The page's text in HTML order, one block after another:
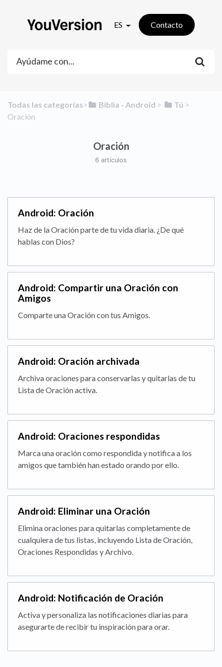
ES Contacto
Todas las categorías​>​ ​Biblia - Android ​ > ​ ​Tú ​ > ​
Oración
Oración
6 artículos
Android: Oración
Haz de la Oración parte de tu vida diaria. ¿De qué
hablas con Dios?
Android: Compartir una Oración con
Amigos
Comparte una Oración con tus Amigos.
Android: Oración archivada
Archiva oraciones para conservarlas y quitarlas de tu
Lista de Oración activa.
Android: Oraciones respondidas
Marca una oración como respondida y notifica a los
amigos que también han estado orando por ello.
Android: Eliminar una Oración
Elimina oraciones para quitarlas completamente de
cualquiera de tus listas, incluyendo Lista de Oración,
Oraciones Respondidas y Archivo.
Android: Notificación de Oración
Activa y personaliza las notificaciones diarias para
asegurarte de recibir tu inspiración para orar.